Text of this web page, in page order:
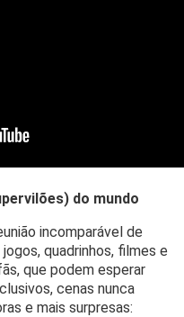
do mundo
incomparável de
quadrinhos, filmes e
que podem esperar
cenas nunca
e mais surpresas: